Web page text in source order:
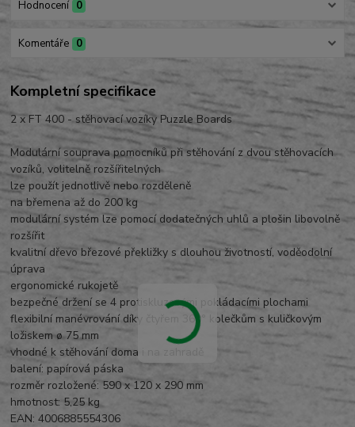
Hodnocení 0
Komentáře 0
Kompletní specifikace
2 x FT 400 - stěhovací vozíky Puzzle Boards
Modulární souprava pomocníků při stěhování z dvou stěhovacích
vozíků, volitelně rozšířitelných
lze použít jednotlivě nebo rozděleně
na břemena až do 200 kg
modulární systém lze pomocí dodatečných uhlů a plošin libovolně
rozšířit
kvalitní dřevo březové překližky s dlouhou životností, voděodolní
úprava
ergonomické rukojetě
bezpečné držení se 4 protiskluzovými pokládacími plochami
flexibilní manévrování díky čtyřem 360° kolečkům s kuličkovým
ložiskem ø 75 mm
vhodné k stěhování doma i na zahradě
balení: papírová páska
rozměr rozložené: 590 x 120 x 290 mm
hmotnost: 5,25 kg
EAN: 4006885554306